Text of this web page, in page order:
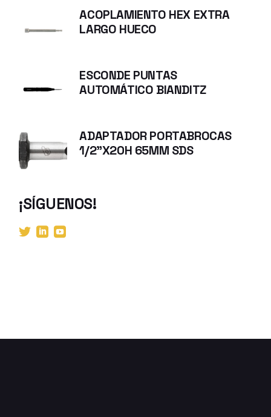
ACOPLAMIENTO HEX EXTRA
LARGO HUECO
ESCONDE PUNTAS
AUTOMÁTICO BIANDITZ
ADAPTADOR PORTABROCAS
1/2"X20H 65MM SDS
¡SÍGUENOS!